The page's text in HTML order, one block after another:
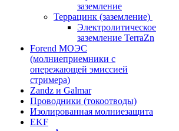
заземление
Террацинк (заземление)
Электролитическое
заземление TerraZn
Forend МОЭС
(молниеприемники с
опережающей эмиссией
стримера)
Zandz и Galmar
Проводники (токоотводы)
Изолированная молниезащита
EKF